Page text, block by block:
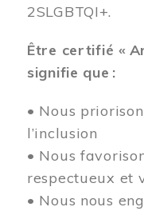
2SLGBTQI+.
Être certifié «
signifie que :
• Nous
l’inclusion
• Nous
respectueux et
• Nous nous